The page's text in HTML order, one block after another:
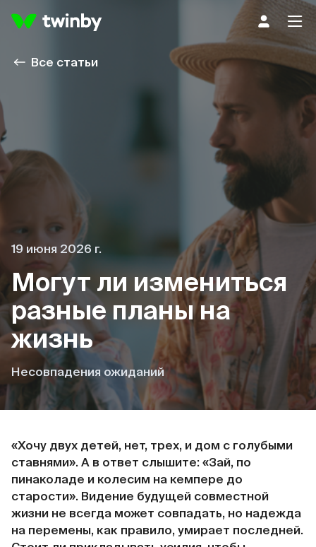
Все статьи
19 июня 2026 г.
Могут ли измениться
разные планы на
жизнь
Несовпадения ожиданий
«Хочу двух детей, нет, трех, и дом с голубыми
ставнями». А в ответ слышите: «Зай, по
пинаколаде и колесим на кемпере до
старости». Видение будущей совместной
жизни не всегда может совпадать, но надежда
на перемены, как правило, умирает последней.